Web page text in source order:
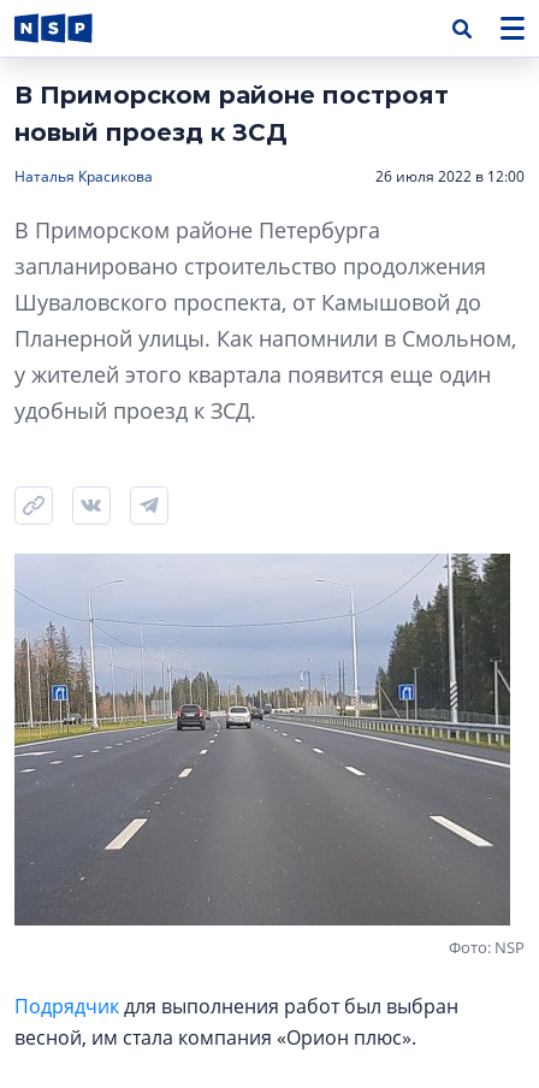
В Приморском районе построят
новый проезд к ЗСД
Наталья Красикова 26 июля 2022 в 12:00
В Приморском районе Петербурга
запланировано строительство продолжения
Шуваловского проспекта, от Камышовой до
Планерной улицы. Как напомнили в Смольном,
у жителей этого квартала появится еще один
удобный проезд к ЗСД.
Фото: NSP
Подрядчикдля выполнения работ был выбран
весной, им стала компания «Орион плюс».